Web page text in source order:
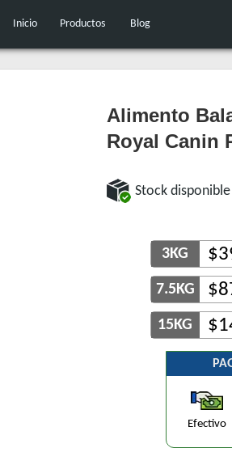
Inicio Productos Blog
Alimento
Royal Canin
Stock disponible
3KG $
7.5KG $
15KG $
Efectivo